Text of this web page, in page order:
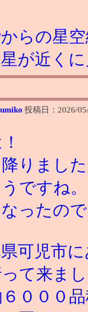
らの星
が近く
投稿日： 2026/
りまし
ですね。
ったの
可児市
て来ま
０００